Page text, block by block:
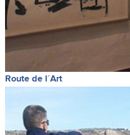
Route de l´Art